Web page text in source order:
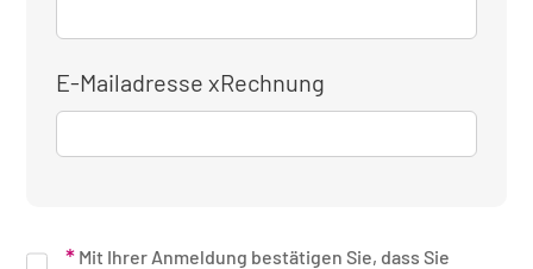
E-Mailadresse xRechnung
Mit Ihrer Anmeldung bestätigen Sie, dass Sie